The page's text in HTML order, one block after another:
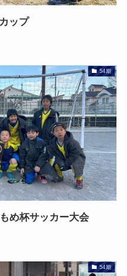
ップ
54期
め杯サッカー大会
54期